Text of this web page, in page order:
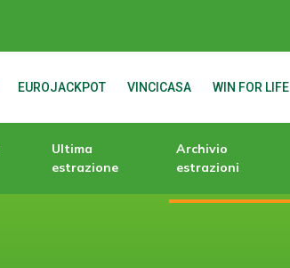
EUROJACKPOT VINCICASA WIN FOR LIFE
Ultima
estrazione
Archivio
estrazioni